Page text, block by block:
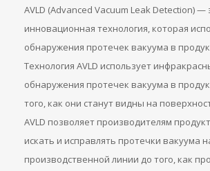
AVLD (Advanced Vacuum Leak Detection) —
инновационная технология, которая
обнаружения протечек вакуума в
Технология AVLD использует
обнаружения протечек вакуума в
того, как они станут видны на
AVLD позволяет производителям
искать и исправлять протечки вакуума
производственной линии до того, как